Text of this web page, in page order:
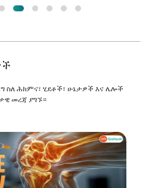
ስለ ሕክምና፣ ሂደቶች፣ ሁኔታዎች እና ሌሎች
መረጃ ያግኙ።